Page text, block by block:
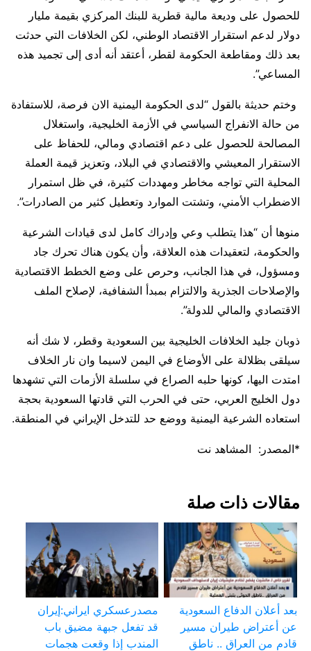
للحصول على وديعة مالية قطرية للبنك المركزي بقيمة مليار
دولار لدعم استقرار الاقتصاد الوطني، لكن الخلافات التي حدثت
بعد ذلك ومقاطعة الحكومة لقطر، أعتقد أنه أدى إلى تجميد هذه
المساعي”.
وختم حديثة بالقول “لدى الحكومة اليمنية الان فرصة، للاستفادة
من حالة الانفراج السياسي في الأزمة الخليجية، واستغلال
المصالحة للحصول على دعم اقتصادي ومالي، للحفاظ على
الاستقرار المعيشي والاقتصادي في البلاد، وتعزيز قيمة العملة
المحلية التي تواجه مخاطر ومهددات كثيرة، في ظل استمرار
الاضطراب الأمني، وتشتت الموارد وتعطيل كثير من الصادرات”.
منوها أن “هذا يتطلب وعي وإدراك كامل لدى قيادات الشرعية
والحكومة، لتعقيدات هذه العلاقة، وأن يكون هناك تحرك جاد
ومسؤول، في هذا الجانب، وحرص على وضع الخطط الاقتصادية
والإصلاحات الجذرية والالتزام بمبدأ الشفافية، لإصلاح الملف
الاقتصادي والمالي للدولة”.
ذوبان جليد الخلافات الخليجية بين السعودية وقطر، لا شك أنه
سيلقى بظلالة على الأوضاع في اليمن لاسيما وان نار الخلاف
امتدت اليها، كونها حلبه الصراع في سلسلة الأزمات التي تشهدها
دول الخليج العربي، حتى في الحرب التي قادتها السعودية بحجة
استعاده الشرعية اليمنية ووضع حد للتدخل الإيراني في المنطقة.
*المصدر: المشاهد نت
مقالات ذات صلة
بعد أعلان الدفاع السعودية
عن أعتراض طيران مسير
قادم من العراق .. ناطق
مصدرعسكري ايراني:إيران
قد تفعل جبهة مضيق باب
المندب إذا وقعت هجمات